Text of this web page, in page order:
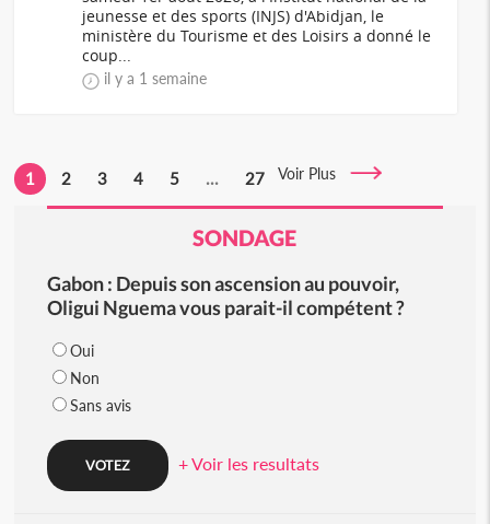
jeunesse et des sports (INJS) d'Abidjan, le
ministère du Tourisme et des Loisirs a donné le
coup...
il y a 1 semaine
1 2 3 4 5 ... 27 Voir Plus
SONDAGE
Gabon : Depuis son ascension au pouvoir,
Oligui Nguema vous parait-il compétent ?
Oui
Non
Sans avis
+ Voir les resultats